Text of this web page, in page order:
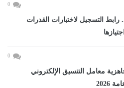
0
الجامعات 2026.. رابط التسجيل لاختبارات القدرات
0
معامل التنسيق الإلكتروني